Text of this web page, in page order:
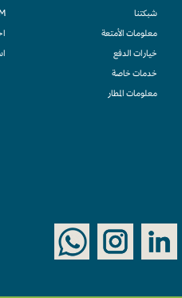
شبكتنا
معلومات الأمتعة
خيارات الدفع
خدمات خاصة
معلومات المطار